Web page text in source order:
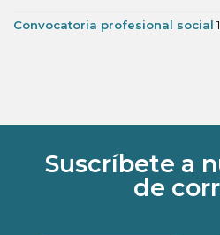
Convocatoria profesional social
Suscríbete a
de